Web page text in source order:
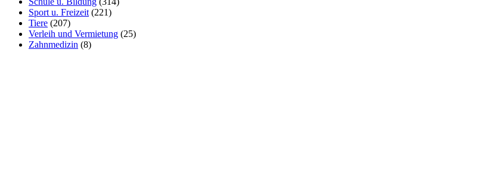
Sport u. Freizeit (221)
Tiere (207)
Verleih und Vermietung (25)
Zahnmedizin (8)